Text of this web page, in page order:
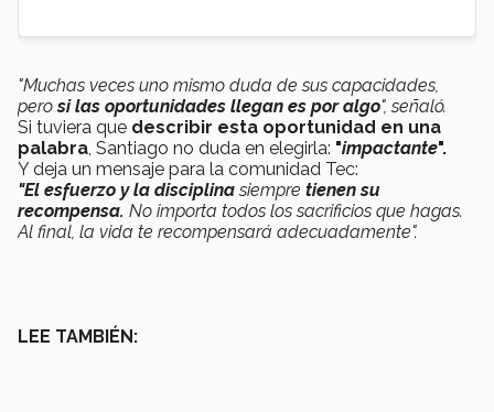
"Muchas veces uno mismo duda de sus capacidades,
perosi las oportunidades llegan es por algo", señaló.
Si tuviera que describir esta oportunidad en una
palabra , Santiago no duda en elegirla: "impactante".
Y deja un mensaje para la comunidad Tec:
"El esfuerzo y la disciplinasiempre tienen su
recompensa. No importa todos los sacrificios que hagas.
Al final, la vida te recompensará adecuadamente".
LEE TAMBIÉN: